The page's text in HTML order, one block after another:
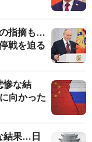
指摘も…
戦を迫る
惨な結
向かった
結果…日